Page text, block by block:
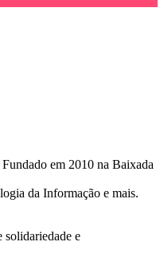
em 2010 na Baixada
da Informação e mais.
solidariedade e